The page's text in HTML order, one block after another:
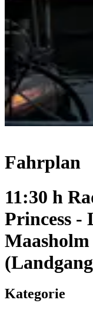
Fahrplan
11:30 h
Princess -
Kategorie